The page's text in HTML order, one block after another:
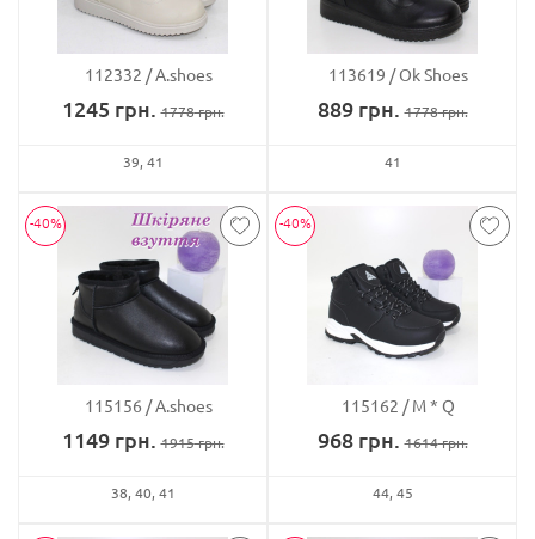
112332 A.shoes
1245 грн. 1778грн.
39 41
113619 Ok Shoes
889грн. 1778грн.
41
-40%
115156 A.shoes
1149грн. 1915грн.
38 40 41
-40%
115162 M * Q
968грн. 1614грн.
44 45